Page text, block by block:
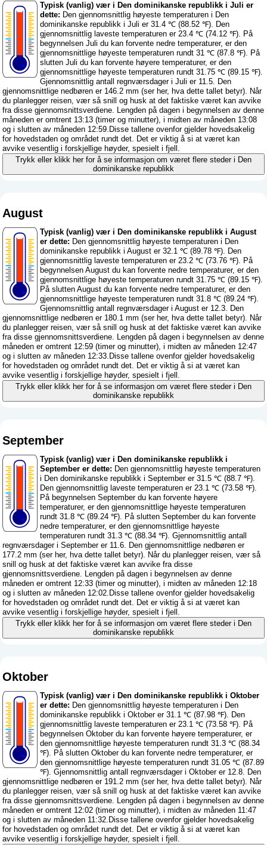
Typisk (vanlig) vær i Den dominikanske republikk i Juli er
dette: Den gjennomsnittlig høyeste temperaturen i Den
dominikanske republikk i Juli er 31.4 ℃ (88.52 ℉). Den
gjennomsnittlig laveste temperaturen er 23.4 ℃ (74.12 ℉). På
begynnelsen Juli du kan forvente nedre temperaturer, er den
gjennomsnittlige høyeste temperaturen rundt 31 ℃ (87.8 ℉). På
slutten Juli du kan forvente høyere temperaturer, er den
gjennomsnittlige høyeste temperaturen rundt 31.75 ℃ (89.15 ℉).
Gjennomsnittlig antall regnværsdager i Juli er 11.5. Den
gjennomsnittlige nedbøren er 146.2 mm (ser her, hva dette tallet betyr). Når
du planlegger reisen, vær så snill og husk at det faktiske været kan avvike
fra disse gjennomsnittsverdiene. Lengden på dagen i begynnelsen av denne
måneden er omtrent 13:13 (timer og minutter), i midten av måneden 13:08
og i slutten av måneden 12:59.Disse tallene ovenfor gjelder hovedsakelig
for hovedstaden og området rundt det. Det er viktig å si at været kan
avvike vesentlig i forskjellige høyder, spesielt i fjell.
Trykk eller klikk her for å se informasjon om været flere steder i Den
dominikanske republikk
August
Typisk (vanlig) vær i Den dominikanske republikk i August
er dette: Den gjennomsnittlig høyeste temperaturen i Den
dominikanske republikk i August er 32.1 ℃ (89.78 ℉). Den
gjennomsnittlig laveste temperaturen er 23.2 ℃ (73.76 ℉). På
begynnelsen August du kan forvente nedre temperaturer, er den
gjennomsnittlige høyeste temperaturen rundt 31.75 ℃ (89.15 ℉).
På slutten August du kan forvente nedre temperaturer, er den
gjennomsnittlige høyeste temperaturen rundt 31.8 ℃ (89.24 ℉).
Gjennomsnittlig antall regnværsdager i August er 12.3. Den
gjennomsnittlige nedbøren er 180.1 mm (ser her, hva dette tallet betyr). Når
du planlegger reisen, vær så snill og husk at det faktiske været kan avvike
fra disse gjennomsnittsverdiene. Lengden på dagen i begynnelsen av denne
måneden er omtrent 12:59 (timer og minutter), i midten av måneden 12:47
og i slutten av måneden 12:33.Disse tallene ovenfor gjelder hovedsakelig
for hovedstaden og området rundt det. Det er viktig å si at været kan
avvike vesentlig i forskjellige høyder, spesielt i fjell.
Trykk eller klikk her for å se informasjon om været flere steder i Den
dominikanske republikk
September
Typisk (vanlig) vær i Den dominikanske republikk i
September er dette: Den gjennomsnittlig høyeste temperaturen
i Den dominikanske republikk i September er 31.5 ℃ (88.7 ℉).
Den gjennomsnittlig laveste temperaturen er 23.1 ℃ (73.58 ℉).
På begynnelsen September du kan forvente høyere
temperaturer, er den gjennomsnittlige høyeste temperaturen
rundt 31.8 ℃ (89.24 ℉). På slutten September du kan forvente
nedre temperaturer, er den gjennomsnittlige høyeste
temperaturen rundt 31.3 ℃ (88.34 ℉). Gjennomsnittlig antall
regnværsdager i September er 11.6. Den gjennomsnittlige nedbøren er
177.2 mm (ser her, hva dette tallet betyr). Når du planlegger reisen, vær så
snill og husk at det faktiske været kan avvike fra disse
gjennomsnittsverdiene. Lengden på dagen i begynnelsen av denne
måneden er omtrent 12:33 (timer og minutter), i midten av måneden 12:18
og i slutten av måneden 12:02.Disse tallene ovenfor gjelder hovedsakelig
for hovedstaden og området rundt det. Det er viktig å si at været kan
avvike vesentlig i forskjellige høyder, spesielt i fjell.
Trykk eller klikk her for å se informasjon om været flere steder i Den
dominikanske republikk
Oktober
Typisk (vanlig) vær i Den dominikanske republikk i Oktober
er dette: Den gjennomsnittlig høyeste temperaturen i Den
dominikanske republikk i Oktober er 31.1 ℃ (87.98 ℉). Den
gjennomsnittlig laveste temperaturen er 23.1 ℃ (73.58 ℉). På
begynnelsen Oktober du kan forvente høyere temperaturer, er
den gjennomsnittlige høyeste temperaturen rundt 31.3 ℃ (88.34
℉). På slutten Oktober du kan forvente nedre temperaturer, er
den gjennomsnittlige høyeste temperaturen rundt 31.05 ℃ (87.89
℉). Gjennomsnittlig antall regnværsdager i Oktober er 12.8. Den
gjennomsnittlige nedbøren er 191.2 mm (ser her, hva dette tallet betyr). Når
du planlegger reisen, vær så snill og husk at det faktiske været kan avvike
fra disse gjennomsnittsverdiene. Lengden på dagen i begynnelsen av denne
måneden er omtrent 12:02 (timer og minutter), i midten av måneden 11:47
og i slutten av måneden 11:32.Disse tallene ovenfor gjelder hovedsakelig
for hovedstaden og området rundt det. Det er viktig å si at været kan
avvike vesentlig i forskjellige høyder, spesielt i fjell.